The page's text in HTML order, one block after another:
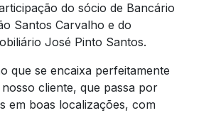
do sócio de Bancário
Santos Carvalho e do
José Pinto Santos.
que se encaixa perfeitamente
cliente, que passa por
em boas localizações, com